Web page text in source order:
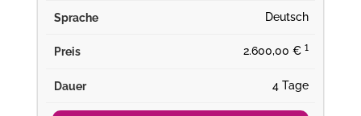
Deutsch
2.600,00 € ¹
4 Tage